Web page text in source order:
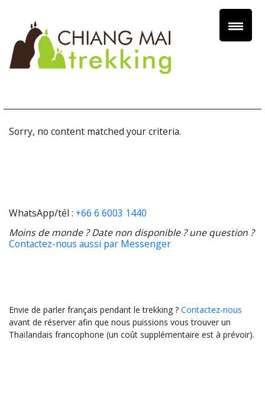
Sorry, no content matched your criteria.
WhatsApp/tél : +66 6 6003 1440
Moins de monde ? Date non disponible ? une question ?
Contactez-nous aussi par Messenger
Envie de parler français pendant le trekking ? Contactez-nous
avant de réserver afin que nous puissions vous trouver un
Thaïlandais francophone (un coût supplémentaire est à prévoir).